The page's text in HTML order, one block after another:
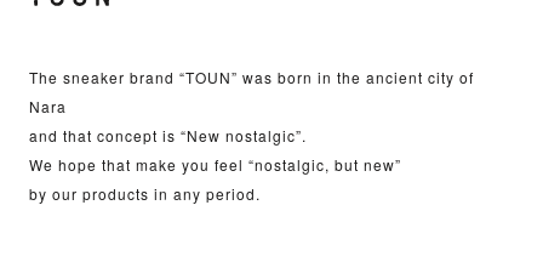
The sneaker brand “TOUN” was born in the ancient city of
Nara
and that concept is “New nostalgic”.
We hope that make you feel “nostalgic, but new”
by our products in any period.